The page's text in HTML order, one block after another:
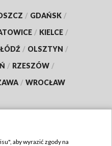
/ GDAŃSK /
/ KIELCE /
ŁÓDŹ / OLSZTYN /
/ RZESZÓW /
/ WROCŁAW
aby wyrazić zgody na